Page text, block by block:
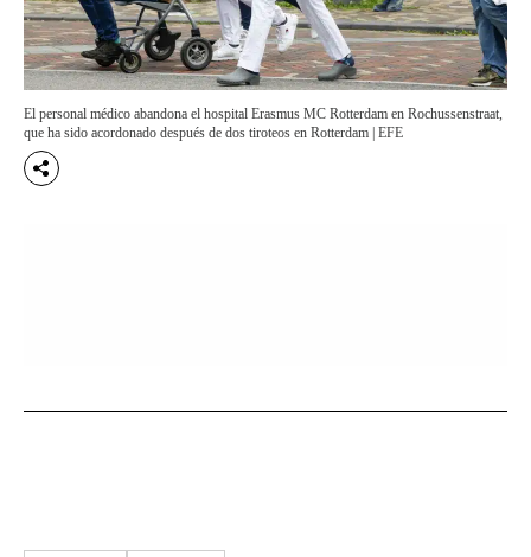
El personal médico abandona el hospital Erasmus MC Rotterdam en Rochussenstraat,
que ha sido acordonado después de dos tiroteos en Rotterdam | EFE